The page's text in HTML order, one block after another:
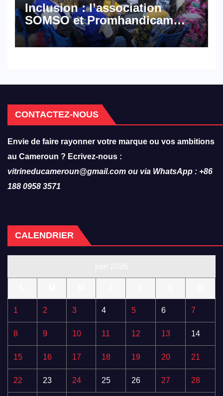
Inclusion : l’association
SOMSO et Promhandicam
militent en faveur d’une
réforme des formations en
CONTACTEZ-NOUS
Envie de faire rayonner votre marque ou vos ambitions
au Cameroun ? Ecrivez-nous :
vitrineducameroun@gmail.com ou via WhatsApp : +86
188 0958 3571
CALENDRIER
1 2 3 4 5 6 7
8 9 10 11 12 13 14
15 16 17 18 19 20 21
22 23 24 25 26 27 28